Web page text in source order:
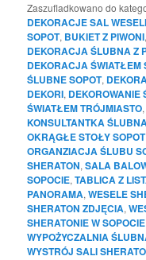
Zaszufladkowano do
DEKORACJE SAL
SOPOT, BUKIET Z PIWONI,
DEKORACJA ŚLUBNA Z
DEKORACJA ŚWIATŁEM
ŚLUBNE SOPOT,
DEKORI, DEKOROWANIE
ŚWIATŁEM TRÓJMIASTO
KONSULTANTKA
OKRĄGŁE STOŁY SOPOT
ORGANZIACJA ŚLUBU
SHERATON,SALA
SOPOCIE,TABLICA Z
PANORAMA,WESELE
SHERATON ZDJĘCIA,
SHERATONIE W SOPOCIE
WYPOŻYCZALNIA
WYSTRÓJ SALI